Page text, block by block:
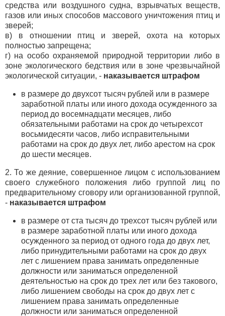
средства или воздушного судна, взрывчатых веществ,
газов или иных способов массового уничтожения птиц и
зверей;
в) в отношении птиц и зверей, охота на которых
полностью запрещена;
г) на особо охраняемой природной территории либо в
зоне экологического бедствия или в зоне чрезвычайной
экологической ситуации, - наказывается штрафом
в размере до двухсот тысяч рублей или в размере
заработной платы или иного дохода осужденного за
период до восемнадцати месяцев, либо
обязательными работами на срок до четырехсот
восьмидесяти часов, либо исправительными
работами на срок до двух лет, либо арестом на срок
до шести месяцев.
2. То же деяние, совершенное лицом с использованием
своего служебного положения либо группой лиц по
предварительному сговору или организованной группой,
- наказывается штрафом
в размере от ста тысяч до трехсот тысяч рублей или
в размере заработной платы или иного дохода
осужденного за период от одного года до двух лет,
либо принудительными работами на срок до двух
лет с лишением права занимать определенные
должности или заниматься определенной
деятельностью на срок до трех лет или без такового,
либо лишением свободы на срок до двух лет с
лишением права занимать определенные
должности или заниматься определенной